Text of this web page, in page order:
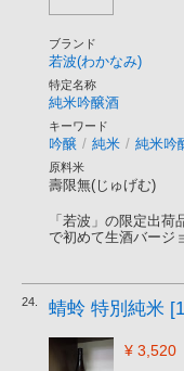
ブランド
若波(わかなみ)
特定名称
純米吟醸酒
キーワード
吟醸 / 純米 / 純米吟
原料米
壽限無(じゅげむ)
「若波」の限定出
で初めて生酒バージ
24. 蜻蛉 特別純米
¥ 3,520